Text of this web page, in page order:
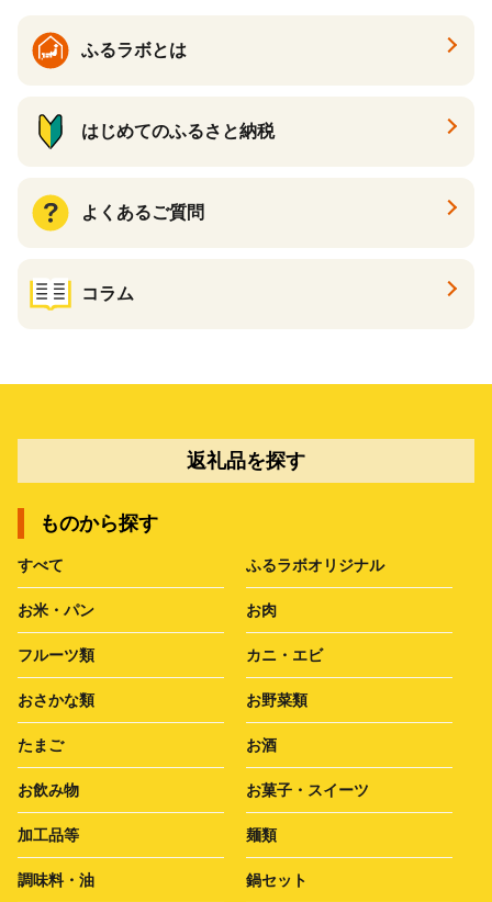
ふるラボとは
はじめてのふるさと納税
よくあるご質問
コラム
返礼品を探す
ものから探す
すべて ふるラボオリジナル
お米・パン お肉
フルーツ類 カニ・エビ
おさかな類 お野菜類
たまご お酒
お飲み物 お菓子・スイーツ
加工品等 麺類
調味料・油 鍋セット